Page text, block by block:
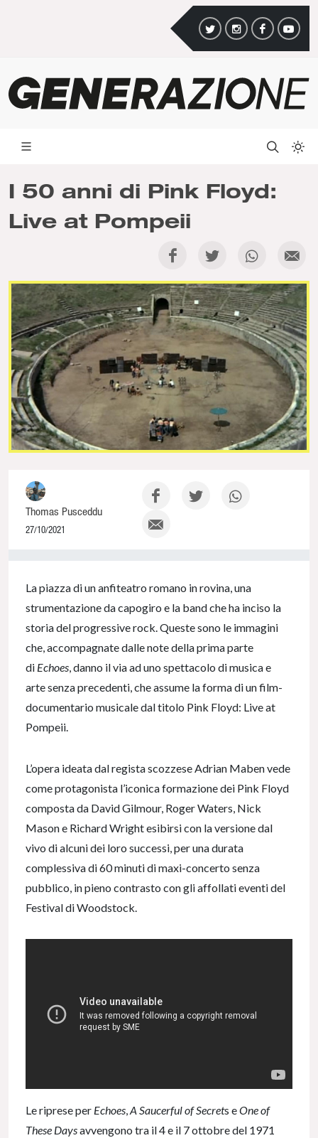
I 50 anni di Pink Floyd:
Live at Pompeii
Thomas Pusceddu
27/10/2021
La piazza di un anfiteatro romano in rovina, una
strumentazione da capogiro e la band che ha inciso la
storia del progressive rock. Queste sono le immagini
che, accompagnate dalle note della prima parte
di Echoes, danno il via ad uno spettacolo di musica e
arte senza precedenti, che assume la forma di un film-
documentario musicale dal titolo Pink Floyd: Live at
Pompeii.
L’opera ideata dal regista scozzese Adrian Maben vede
come protagonista l’iconica formazione dei Pink Floyd
composta da David Gilmour, Roger Waters, Nick
Mason e Richard Wright esibirsi con la versione dal
vivo di alcuni dei loro successi, per una durata
complessiva di 60 minuti di maxi-concerto senza
pubblico, in pieno contrasto con gli affollati eventi del
Festival di Woodstock.
Le riprese per Echoes,A Saucerful of Secrets eOne of
These Daysavvengono tra il 4 e il 7 ottobre del 1971